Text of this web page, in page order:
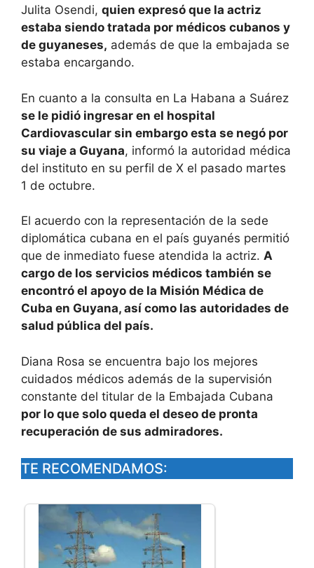
Julita Osendi, quien expresó que la actriz
estaba siendo tratada por médicos cubanos y
de guyaneses, además de que la embajada se
estaba encargando.
En cuanto a la consulta en La Habana a Suárez
se le pidió ingresar en el hospital
Cardiovascular sin embargo esta se negó por
su viaje a Guyana, informó la autoridad médica
del instituto en su perfil de X el pasado martes
1 de octubre.
El acuerdo con la representación de la sede
diplomática cubana en el país guyanés permitió
que de inmediato fuese atendida la actriz. A
cargo de los servicios médicos también se
encontró el apoyo de la Misión Médica de
Cuba en Guyana, así como las autoridades de
salud pública del país.
Diana Rosa se encuentra bajo los mejores
cuidados médicos además de la supervisión
constante del titular de la Embajada Cubana
por lo que solo queda el deseo de pronta
recuperación de sus admiradores.
TE RECOMENDAMOS: